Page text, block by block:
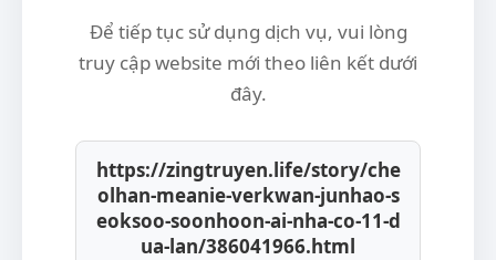
Để tiếp tục sử dụng dịch vụ, vui lòng
truy cập website mới theo liên kết dưới
đây.
https://zingtruyen.life/story/che
olhan-meanie-verkwan-junhao-s
eoksoo-soonhoon-ai-nha-co-11-d
ua-lan/386041966.html